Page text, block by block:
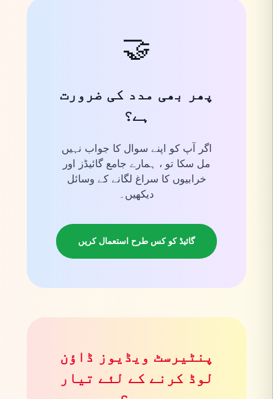
🤝
پھر بھی مدد کی ضرورت
ہے؟
اگر آپ کو اپنے سوال کا جواب نہیں
مل سکا تو ، ہمارے جامع گائیڈز اور
خرابیوں کا سراغ لگانے کے وسائل
دیکھیں۔
گائیڈ کو کس طرح استعمال کریں
پنٹیرسٹ ویڈیوز ڈاؤن
لوڈ کرنے کے لئے تیار